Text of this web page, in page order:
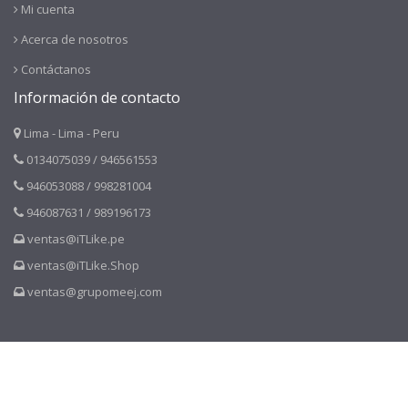
Mi cuenta
Acerca de nosotros
Contáctanos
Información de contacto
Lima - Lima - Peru
0134075039 / 946561553
946053088 / 998281004
946087631 / 989196173
ventas@iTLike.pe
ventas@iTLike.Shop
ventas@grupomeej.com